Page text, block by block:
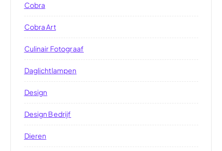
Cobra
Cobra Art
Culinair Fotograaf
Daglichtlampen
Design
Design Bedrijf
Dieren